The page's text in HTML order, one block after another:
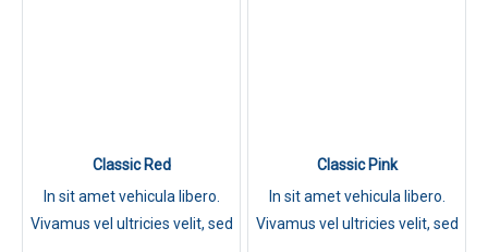
Classic Red
In sit amet vehicula libero.
Vivamus vel ultricies velit, sed
Classic Pink
In sit amet vehicula libero.
Vivamus vel ultricies velit, sed